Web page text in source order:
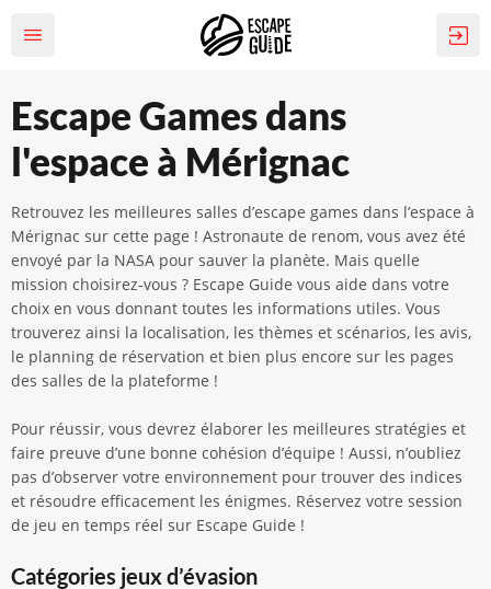
Escape Games dans
l'espace à Mérignac
Retrouvez les meilleures salles d’escape games dans l’espace à
Mérignac sur cette page ! Astronaute de renom, vous avez été
envoyé par la NASA pour sauver la planète. Mais quelle
mission choisirez-vous ? Escape Guide vous aide dans votre
choix en vous donnant toutes les informations utiles. Vous
trouverez ainsi la localisation, les thèmes et scénarios, les avis,
le planning de réservation et bien plus encore sur les pages
des salles de la plateforme !
Pour réussir, vous devrez élaborer les meilleures stratégies et
faire preuve d’une bonne cohésion d’équipe ! Aussi, n’oubliez
pas d’observer votre environnement pour trouver des indices
et résoudre efficacement les énigmes. Réservez votre session
de jeu en temps réel sur Escape Guide !
Catégories jeux d’évasion